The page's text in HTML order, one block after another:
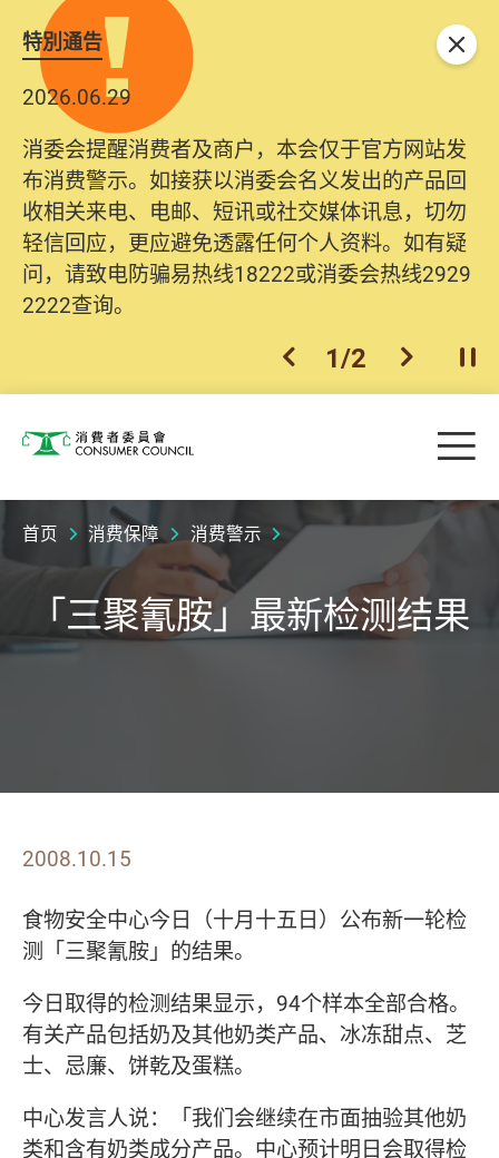
特別通告
2026.06.29
消委会提醒消费者及商户，本会仅于官方网站发
布消费警示。如接获以消委会名义发出的产品回
收相关来电、电邮、短讯或社交媒体讯息，切勿
轻信回应，更应避免透露任何个人资料。如有疑
问，请致电防骗易热线18222或消委会热线2929
2222查询。
上一个
1/2 下一个开
关闭
消费者委员会 目
首页 消费保障 消费警示
「三聚氰胺」最新检测结果
2008.10.15
食物安全中心今日（十月十五日）公布新一轮检
测「三聚氰胺」的结果。
今日取得的检测结果显示，94个样本全部合格。
有关产品包括奶及其他奶类产品、冰冻甜点、芝
士、忌廉、饼乾及蛋糕。
中心发言人说：「我们会继续在市面抽验其他奶
类和含有奶类成分产品。中心预计明日会取得检